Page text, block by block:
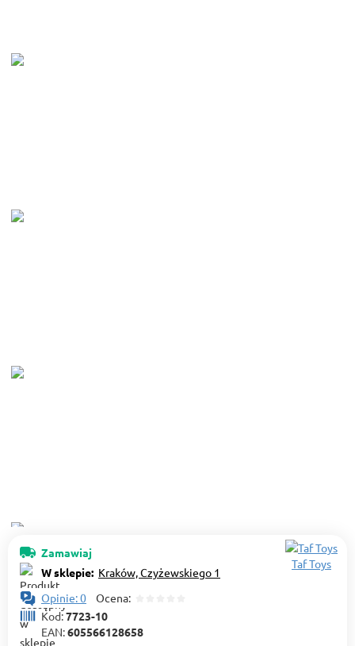
Zamawiaj
W sklepie: Kraków, Czyżewskiego 1
Opinie: 0 Ocena:
Kod:7723-10
EAN:605566128658
Taf Toys